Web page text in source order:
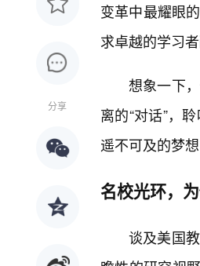
分享
变革中最耀眼
求卓越的学习
想象一下
离的“对话”，
遥不可及的梦
名校光环，
谈及美国